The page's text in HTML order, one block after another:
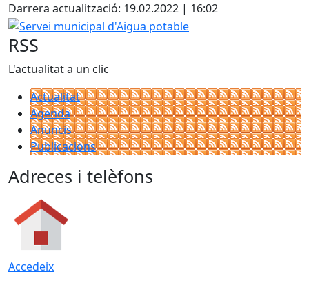
Darrera actualització: 19.02.2022 | 16:02
Servei municipal d'Aigua potable
RSS
L'actualitat a un clic
Actualitat
Agenda
Anuncis
Publicacions
Adreces i telèfons
Accedeix